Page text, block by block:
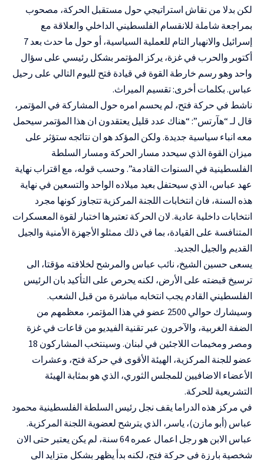
لكن بدلا من نقاش استراتيجي حول مستقبل الحركة، مصحوب
بمراجعة شاملة للانقسام الفلسطيني الداخلي والعلاقة مع
إسرائيل والانهيار التام للعملية السياسية، أو حول ما حدث بعد 7
أكتوبر والحرب في غزة، يركز المؤتمر بشكل رئيسي على سؤال
واحد وهو رسم خارطة القوة في قيادة فتح لليوم التالي على رحيل
عباس. بكلمات أخرى: تقسيم الميراث.
ناشط في حركة فتح، لم يحسم امره حول المشاركة في المؤتمر،
قال لـ “هآرتس”: “هناك عدد قليل يعتقدون ان هذا المؤتمر سيحمل
معه انباء سياسية جديدة. ولكن المؤكد هو ان نتائجه ستؤثر على
ميزان القوة الذي سيحدد مسار الحركة ومسار السلطة
الفلسطينية في السنوات القادمة”. وحسب قوله، مع اقتراب نهاية
عهد عباس، الذي سيحتفل بعيد ميلاده الواحد والتسعين في نهاية
هذه السنة، فان انتخابات اللجنة المركزية تتجاوز كونها مجرد
انتخابات داخلية عادية. لان الحركة تعتبرها اختبار لقوة المعسكرات
المتنافسة على القيادة، بما في ذلك ممثلو الأجهزة الأمنية والجيل
القديم والجيل الجديد.
يسعى حسين الشيخ، نائب عباس والمرشح لخلافته مؤقتا، الى
ترسيخ قبضته على الأرض، لكنه يحرص على التأكيد بان الرئيس
الفلسطيني القادم يجب انتخابه مباشرة من قبل الشعب.
وسيشارك حوالي 2500 عضو في هذا المؤتمر، معظمهم من
الضفة الغربية، والآخرون عبر تقنية الفيديو من قاعات في غزة
ومصر ومخيمات اللاجئين في لبنان. وسينتخب المشاركون 18
عضو للجنة المركزية، الهيئة الأقوى في حركة فتح، وعشرات
الأعضاء الاضافيين للمجلس الثوري، الذي هو بمثابة الهيئة
التشريعية للحركة.
في مركز هذه الدراما يقف نجل رئيس السلطة الفلسطينية محمود
عباس (أبو مازن)، ياسر، الذي يترشح لعضوية اللجنة المركزية.
عباس الابن هو رجل اعمال عمره 64 سنة، لم يكن يعتبر حتى الان
شخصية بارزة في حركة فتح، لكنه بدأ يظهر بشكل متزايد الى